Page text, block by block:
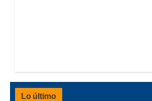
Lo último